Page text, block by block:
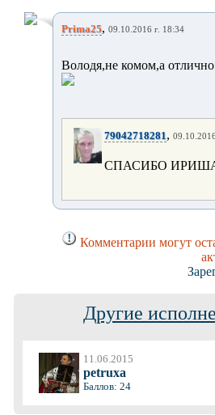
Prima25, 09.10.2016 г. 18:34
Володя,не комом,а
79042718281,
СПАСИБО
Комментарии могут
Другие
11.06.2015
petruxa
Баллов: 24